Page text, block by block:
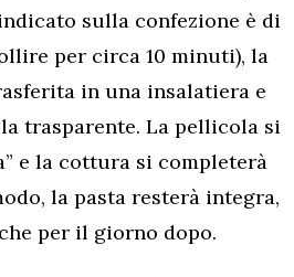
sulla confezione è di
per circa 10 minuti), la
in una insalatiera e
trasparente. La pellicola si
e la cottura si completerà
la pasta resterà integra,
per il giorno dopo.